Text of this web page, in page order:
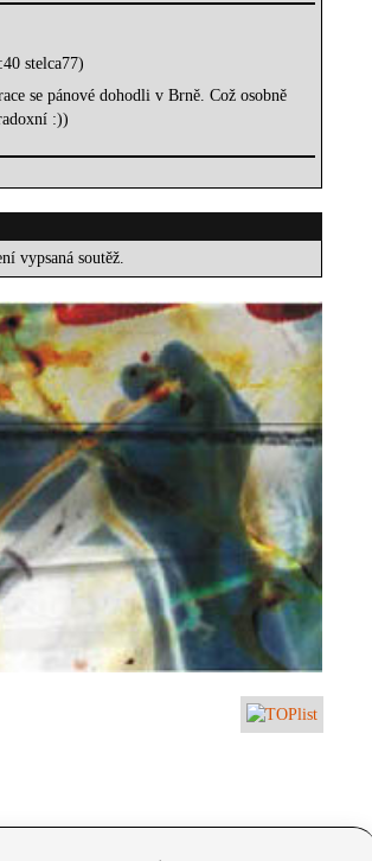
stelca77)
se pánové dohodli v Brně. Což osobně
:))
vypsaná soutěž.